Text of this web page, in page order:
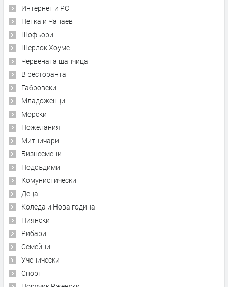
Интернет и PC
Петка и Чапаев
Шофьори
Шерлок Хоумс
Червената шапчица
В ресторанта
Габровски
Младоженци
Морски
Пожелания
Митничари
Бизнесмени
Подсъдими
Комунистически
Деца
Коледа и Нова година
Пиянски
Рибари
Семейни
Ученически
Спорт